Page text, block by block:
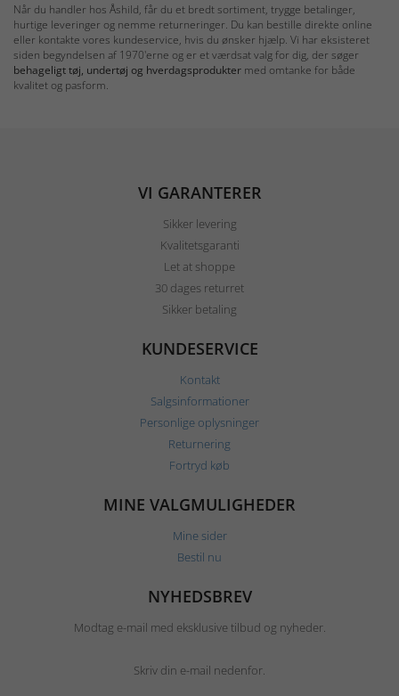
Når du handler hos Åshild, får du et bredt sortiment, trygge betalinger,
hurtige leveringer og nemme returneringer. Du kan bestille direkte online
eller kontakte vores kundeservice, hvis du ønsker hjælp. Vi har eksisteret
siden begyndelsen af 1970'erne og er et værdsat valg for dig, der søger
behageligt tøj, undertøj og hverdagsprodukter med omtanke for både
kvalitet og pasform.
VI GARANTERER
Sikker levering
Kvalitetsgaranti
Let at shoppe
30 dages returret
Sikker betaling
KUNDESERVICE
Kontakt
Salgsinformationer
Personlige oplysninger
Returnering
Fortryd køb
MINE VALGMULIGHEDER
Mine sider
Bestil nu
NYHEDSBREV
Modtag e-mail med eksklusive tilbud og nyheder.
Skriv din e-mail nedenfor.